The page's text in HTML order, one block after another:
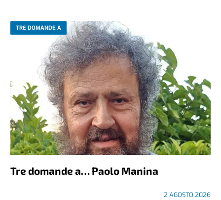
TRE DOMANDE A
Tre domande a… Paolo Manina
2 AGOSTO 2026